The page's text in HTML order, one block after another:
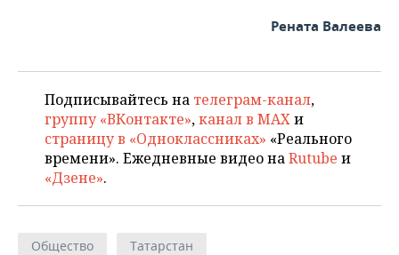
Рената Валеева
Подписывайтесь на телеграм-канал,
группу «ВКонтакте»,канал в MAXи
страницу в «Одноклассниках» «Реального
времени». Ежедневные видео наRutube и
«Дзене».
Общество Татарстан